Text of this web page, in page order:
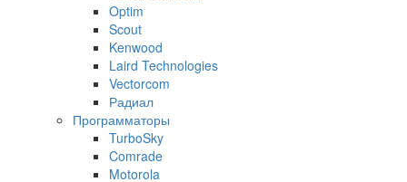
Optim
Scout
Kenwood
Laird Technologies
Vectorcom
Радиал
Программаторы
TurboSky
Comrade
Motorola